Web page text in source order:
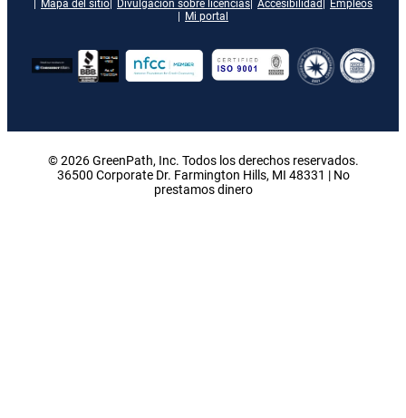
Mapa del sitio
Divulgación sobre licencias Accesibilidad
Empleos
Mi portal
© 2026 GreenPath, Inc. Todos los derechos reservados.
36500 Corporate Dr. Farmington Hills, MI 48331 | No
prestamos dinero